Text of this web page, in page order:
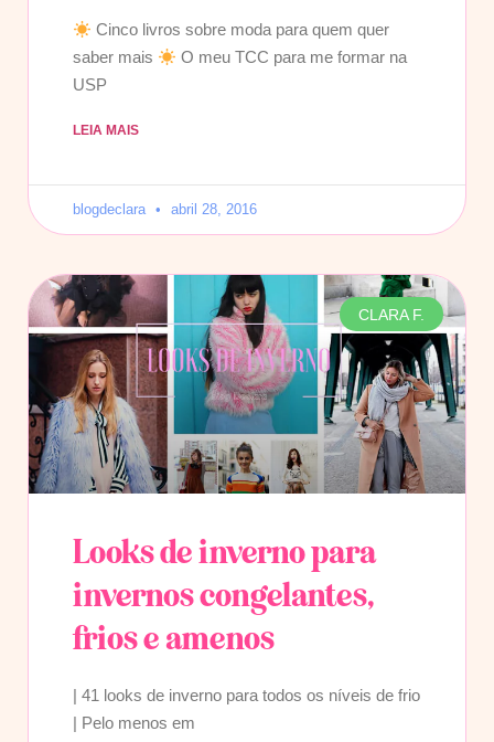
Cinco livros sobre moda para quem quer
saber mais
O meu TCC para me formar na
USP
LEIA MAIS
blogdeclara abril 28, 2016
CLARA F.
Looks de inverno para
invernos congelantes,
frios e amenos
| 41 looks de inverno para todos os níveis de frio
| Pelo menos em